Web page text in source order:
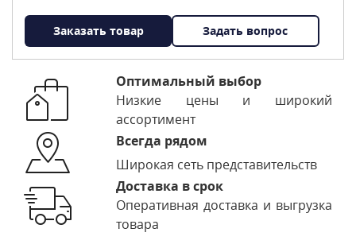
Заказать товар Задать вопрос
Оптимальный выбор
Низкие цены и широкий
ассортимент
Всегда рядом
Широкая сеть представительств
Доставка в срок
Оперативная доставка и выгрузка
товара